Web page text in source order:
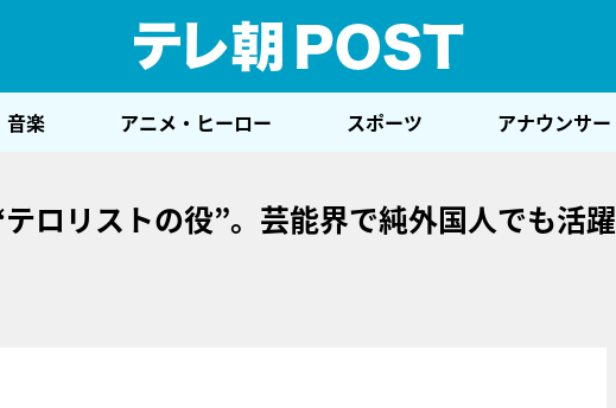
音楽 アニメ・ヒーロー スポーツ アナウンサー
ロリストの役”。芸能界で純外国人でも活躍